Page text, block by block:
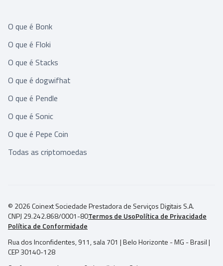
O que é Bonk
O que é Floki
O que é Stacks
O que é dogwifhat
O que é Pendle
O que é Sonic
O que é Pepe Coin
Todas as criptomoedas
© 2026 Coinext Sociedade Prestadora de Serviços Digitais S.A.
CNPJ 29.242.868/0001-80Termos de UsoPolítica de Privacidade
Política de Conformidade
Rua dos Inconfidentes, 911, sala 701 | Belo Horizonte - MG - Brasil |
CEP 30140-128